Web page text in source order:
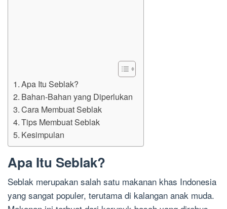
Apa Itu Seblak?
Bahan-Bahan yang Diperlukan
Cara Membuat Seblak
Tips Membuat Seblak
Kesimpulan
Apa Itu Seblak?
Seblak merupakan salah satu makanan khas Indonesia
yang sangat populer, terutama di kalangan anak muda.